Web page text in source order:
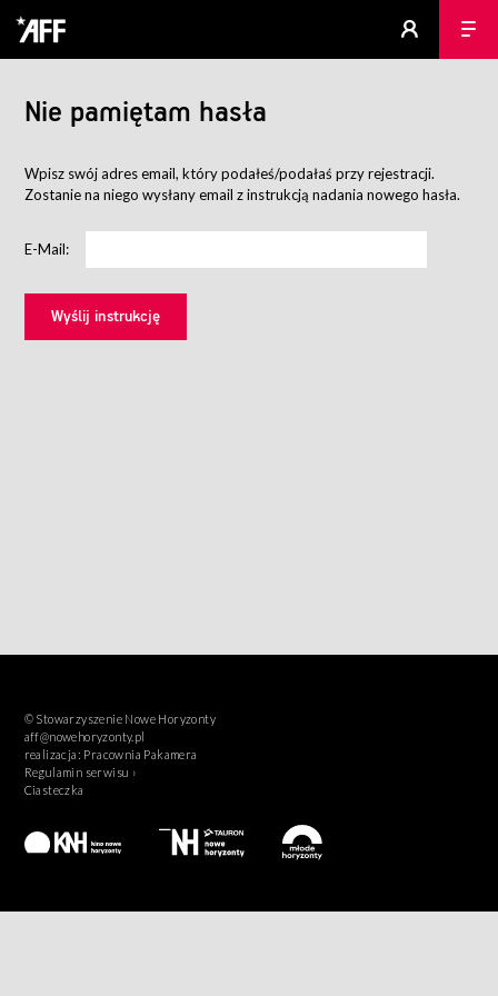
Nie pamiętam hasła
Wpisz swój adres email, który podałeś/podałaś przy rejestracji.
Zostanie na niego wysłany email z instrukcją nadania nowego hasła.
E-Mail:
© Stowarzyszenie Nowe Horyzonty
aff@nowehoryzonty.pl
realizacja: Pracownia Pakamera
Regulamin serwisu ›
Ciasteczka